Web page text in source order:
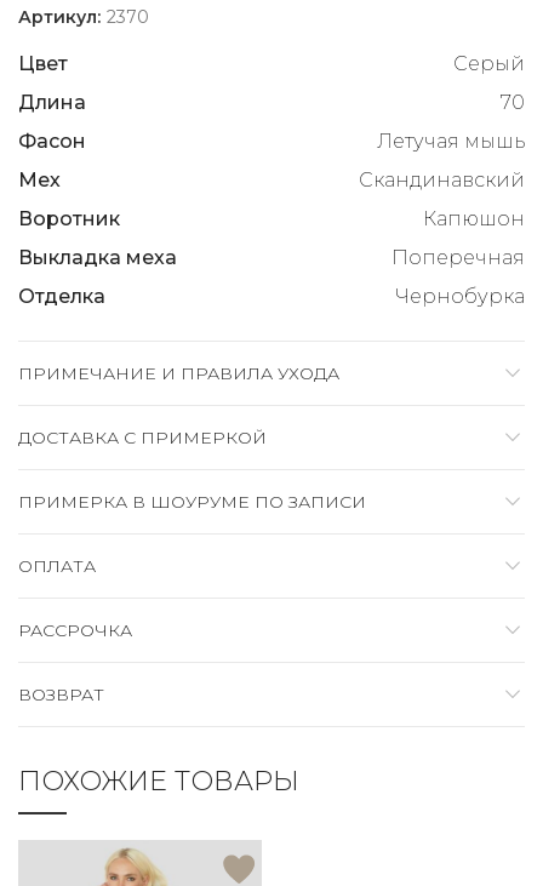
Артикул: 2370
Цвет
Серый
Длина
70
Фасон
Летучая мышь
Мех
Скандинавский
Воротник
Капюшон
Выкладка меха
Поперечная
Отделка
Чернобурка
ПРИМЕЧАНИЕ И ПРАВИЛА УХОДА
ДОСТАВКА C ПРИМЕРКОЙ
ПРИМЕРКА В ШОУРУМЕ ПО ЗАПИСИ
ОПЛАТА
РАССРОЧКА
ВОЗВРАТ
ПОХОЖИЕ ТОВАРЫ